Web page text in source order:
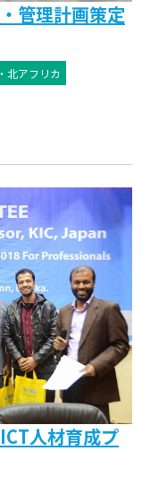
管理計画策定
北アフリカ
人材育成プ